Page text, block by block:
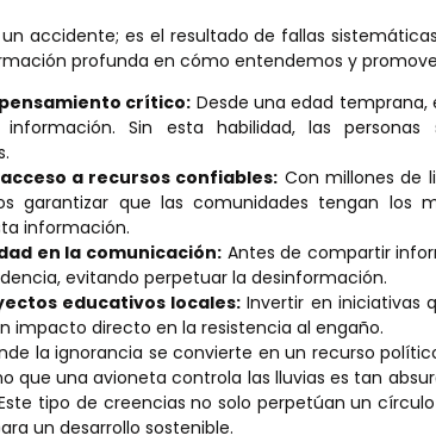
accidente; es el resultado de fallas
profunda en cómo entendemos y
crítico: Desde una edad temprana,
Sin esta habilidad, las personas
a recursos confiables: Con millones de
garantizar que las comunidades tengan los
información.
en la comunicación:Antes de compartir
evitando perpetuar la desinformación.
educativos locales: Invertir en iniciativas
impacto directo en la resistencia al engaño.
la ignorancia se convierte en un recurso
que una avioneta controla las lluvias es tan
tipo de creencias no solo perpetúan un
un desarrollo sostenible.